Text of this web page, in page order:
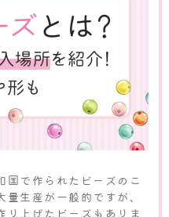
国で作られたビーズのこ
生産が一般的ですが、
り上げたビーズもありま